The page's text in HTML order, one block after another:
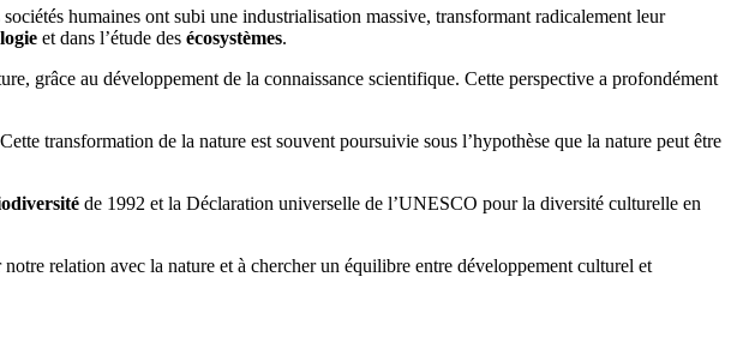
humaines ont subi une industrialisation massive, transformant radicalement leur
et dans l’étude des écosystèmes.
grâce au développement de la connaissance scientifique. Cette perspective a profondément
transformation de la nature est souvent poursuivie sous l’hypothèse que la nature peut être
de 1992 et la Déclaration universelle de l’UNESCO pour la diversité culturelle en
relation avec la nature et à chercher un équilibre entre développement culturel et